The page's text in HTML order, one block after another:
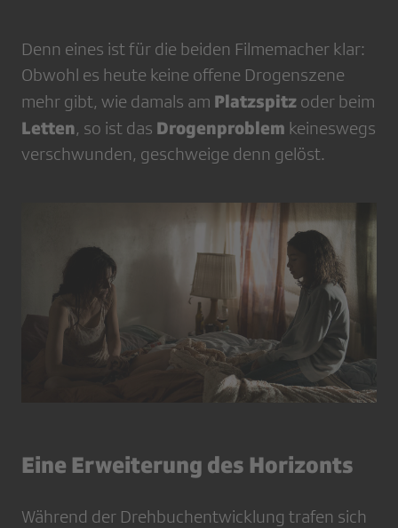
Denn eines ist für die beiden Filmemacher klar:
Obwohl es heute keine offene Drogenszene
mehr gibt, wie damals am Platzspitz oder beim
Letten, so ist das Drogenproblem keineswegs
verschwunden, geschweige denn gelöst.
Eine Erweiterung des Horizonts
Während der Drehbuchentwicklung trafen sich